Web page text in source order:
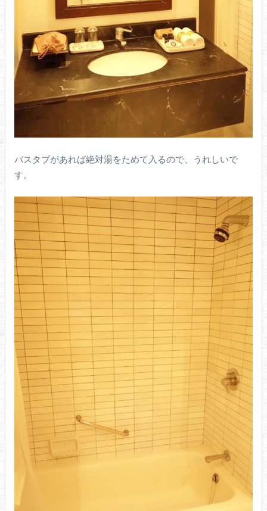
バスタブがあれば絶対湯をためて入るので、うれしいで
す。